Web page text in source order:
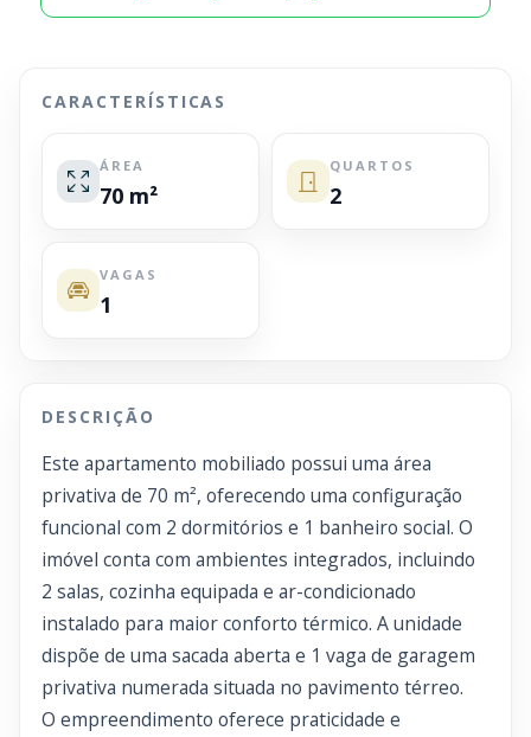
CARACTERÍSTICAS
ÁREA
70 m²
QUARTOS
2
VAGAS
1
DESCRIÇÃO
Este apartamento mobiliado possui uma área
privativa de 70 m², oferecendo uma configuração
funcional com 2 dormitórios e 1 banheiro social. O
imóvel conta com ambientes integrados, incluindo
2 salas, cozinha equipada e ar-condicionado
instalado para maior conforto térmico. A unidade
dispõe de uma sacada aberta e 1 vaga de garagem
privativa numerada situada no pavimento térreo.
O empreendimento oferece praticidade e